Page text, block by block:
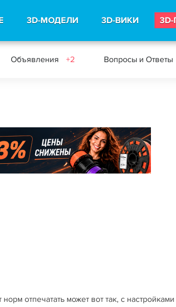
3D-МОДЕЛИ 3D-ВИКИ
Объявления +2 Вопросы и Ответы
отпечатать может вот так, с настройками